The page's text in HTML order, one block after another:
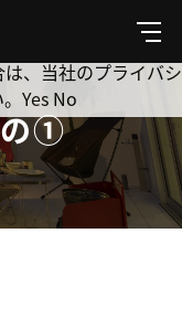
メ
ニ
ュ
①
してもよろしいです
て重視しています。
、当社のプライバシ
Yes No